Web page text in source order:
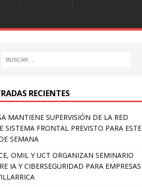
RECIENTES
MANTIENE SUPERVISIÓN DE LA RED
SISTEMA FRONTAL PREVISTO PARA ESTE
SEMANA
OMIL Y UCT ORGANIZAN SEMINARIO
IA Y CIBERSEGURIDAD PARA EMPRESAS